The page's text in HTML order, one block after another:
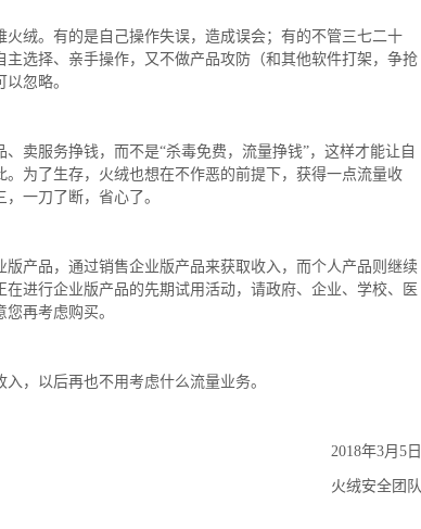
绒。有的是自己操作失误，造成误会；有的不管三七二十
选择、亲手操作，又不做产品攻防（和其他软件打架，争抢
忽略。
卖服务挣钱，而不是“杀毒免费，流量挣钱”，这样才能让自
为了生存，火绒也想在不作恶的前提下，获得一点流量收
一刀了断，省心了。
产品，通过销售企业版产品来获取收入，而个人产品则继续
进行企业版产品的先期试用活动，请政府、企业、学校、医
再考虑购买。
，以后再也不用考虑什么流量业务。
3月5日
火绒安全团队